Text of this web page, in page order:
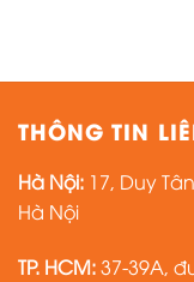
THÔNG TIN
Hà Nội: 17, Duy
Hà Nội
TP. HCM:37-39A,